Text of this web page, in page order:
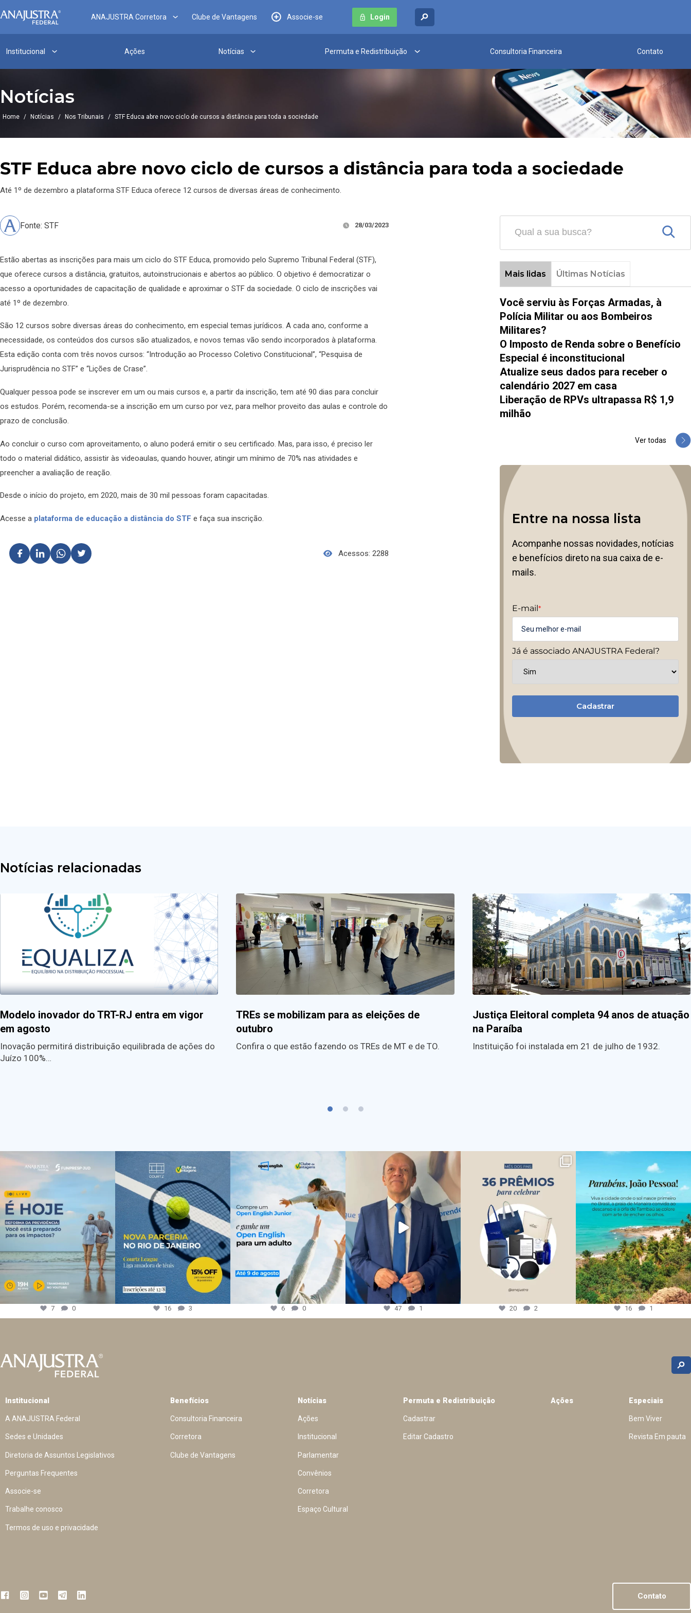
ANAJUSTRA Corretora Clube de Vantagens Associe-se Login
Institucional Ações Notícias Permuta e Redistribuição Consultoria Financeira Contato
Notícias
Home / Notícias / Nos Tribunais / STF Educa abre novo ciclo de cursos a distância para toda a sociedade
STF Educa abre novo ciclo de cursos a distância para toda a sociedade
Até 1º de dezembro a plataforma STF Educa oferece 12 cursos de diversas áreas de conhecimento.
Fonte: STF 28/03/2023
Estão abertas as inscrições para mais um ciclo do STF Educa, promovido pelo Supremo Tribunal Federal (STF),
que oferece cursos a distância, gratuitos, autoinstrucionais e abertos ao público. O objetivo é democratizar o
acesso a oportunidades de capacitação de qualidade e aproximar o STF da sociedade. O ciclo de inscrições vai
até 1º de dezembro.
São 12 cursos sobre diversas áreas do conhecimento, em especial temas jurídicos. A cada ano, conforme a
necessidade, os conteúdos dos cursos são atualizados, e novos temas vão sendo incorporados à plataforma.
Esta edição conta com três novos cursos: “Introdução ao Processo Coletivo Constitucional”, “Pesquisa de
Jurisprudência no STF” e “Lições de Crase”.
Qualquer pessoa pode se inscrever em um ou mais cursos e, a partir da inscrição, tem até 90 dias para concluir
os estudos. Porém, recomenda-se a inscrição em um curso por vez, para melhor proveito das aulas e controle do
prazo de conclusão.
Ao concluir o curso com aproveitamento, o aluno poderá emitir o seu certificado. Mas, para isso, é preciso ler
todo o material didático, assistir às videoaulas, quando houver, atingir um mínimo de 70% nas atividades e
preencher a avaliação de reação.
Desde o início do projeto, em 2020, mais de 30 mil pessoas foram capacitadas.
Acesse a plataforma de educação a distância do STF e faça sua inscrição.
Acessos: 2288
Mais lidas Últimas Notícias
Você serviu às Forças Armadas, à
Polícia Militar ou aos Bombeiros
Militares?
O Imposto de Renda sobre o Benefício
Especial é inconstitucional
Atualize seus dados para receber o
calendário 2027 em casa
Liberação de RPVs ultrapassa R$ 1,9
milhão
Ver todas
Entre na nossa lista
Acompanhe nossas novidades, notícias
e benefícios direto na sua caixa de e-
mails.
E-mail *
Já é associado ANAJUSTRA Federal?
Cadastrar
Notícias relacionadas
Modelo inovador do TRT-RJ entra em vigor
em agosto
Inovação permitirá distribuição equilibrada de ações do
Juízo 100%…
TREs se mobilizam para as eleições de
outubro
Confira o que estão fazendo os TREs de MT e de TO.
Justiça Eleitoral completa 94 anos de atuação
na Paraíba
Instituição foi instalada em 21 de julho de 1932.
7 0 16 3 6 0 47 1 20 2 16 1
Institucional
A ANAJUSTRA Federal
Sedes e Unidades
Diretoria de Assuntos Legislativos
Perguntas Frequentes
Associe-se
Trabalhe conosco
Termos de uso e privacidade
Benefícios
Consultoria Financeira
Corretora
Clube de Vantagens
Notícias
Ações
Institucional
Parlamentar
Convênios
Corretora
Espaço Cultural
Permuta e Redistribuição
Cadastrar
Editar Cadastro
Ações Especiais
Bem Viver
Revista Em pauta
Contato